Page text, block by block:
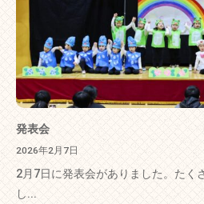
発表会
2026年2月7日
2月7日に発表会がありました。たく
し...